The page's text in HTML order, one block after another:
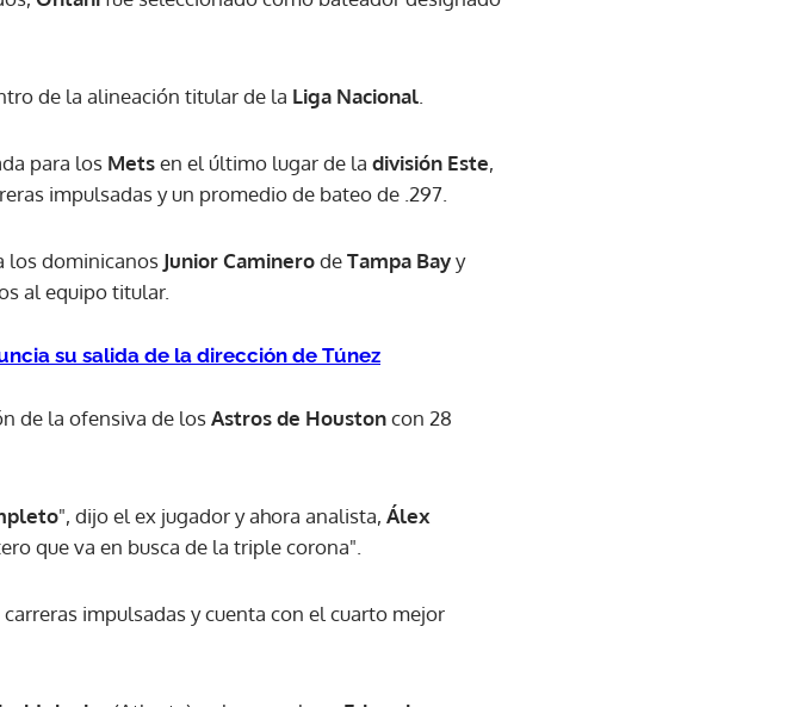
de la alineación titular de la Liga Nacional
para los Metsen el último lugar de la división Este,
impulsadas y un promedio de bateo de .297.
los dominicanos Junior CaminerodeTampa Bayy
al equipo titular.
su salida de la dirección de Túnez
de la ofensiva de losAstros de Houstoncon 28
", dijo el ex jugador y ahora analista, Álex
que va en busca de la triple corona".
impulsadas y cuenta con el cuarto mejor